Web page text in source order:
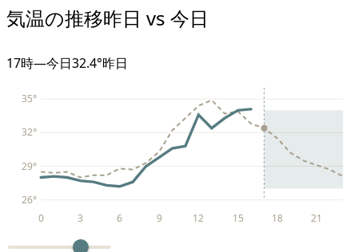
気温の推移昨日 vs 今日
17時—今日32.4°昨日
26°
29°
32°
35°
0 3 6 9 12 15 18 21